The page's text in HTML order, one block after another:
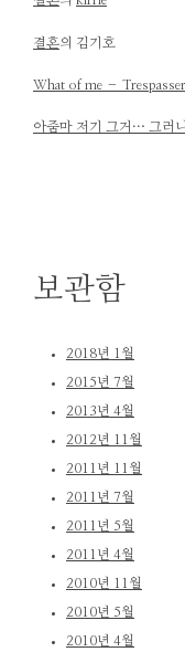
결혼의 김기호
What of me –
아줌마 저기 그거… 그러
보관함
2018년 1월
2015년 7월
2013년 4월
2012년 11월
2011년 11월
2011년 7월
2011년 5월
2011년 4월
2010년 11월
2010년 5월
2010년 4월